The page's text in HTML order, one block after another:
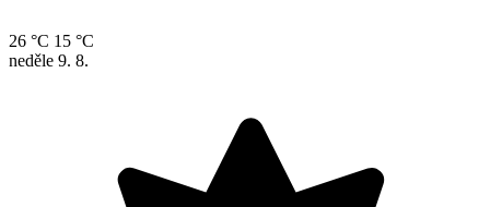
26 °C 15 °C
neděle 9. 8.